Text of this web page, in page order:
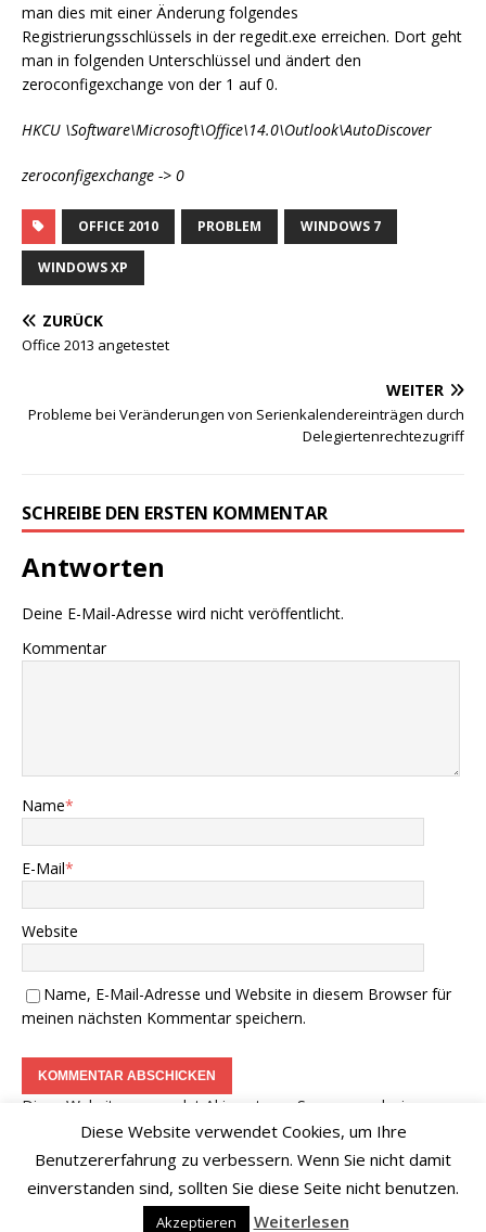
man dies mit einer Änderung folgendes
Registrierungsschlüssels in der regedit.exe erreichen. Dort geht
man in folgenden Unterschlüssel und ändert den
zeroconfigexchange von der 1 auf 0.
HKCU \Software\Microsoft\Office\14.0\Outlook\AutoDiscover
zeroconfigexchange -> 0
OFFICE 2010 PROBLEM WINDOWS 7
WINDOWS XP
ZURÜCK
Office 2013 angetestet
WEITER
Probleme bei Veränderungen von Serienkalendereinträgen durch
Delegiertenrechtezugriff
SCHREIBE DEN ERSTEN KOMMENTAR
Antworten
Deine E-Mail-Adresse wird nicht veröffentlicht.
Kommentar
Name*
E-Mail*
Website
Name, E-Mail-Adresse und Website in diesem Browser für
meinen nächsten Kommentar speichern.
Diese Website verwendet Akismet, um Spam zu reduzieren.
Erfahre, wie deine Kommentardaten verarbeitet werden.
Diese Website verwendet Cookies, um Ihre
Benutzererfahrung zu verbessern. Wenn Sie nicht damit
einverstanden sind, sollten Sie diese Seite nicht benutzen.
Akzeptieren Weiterlesen